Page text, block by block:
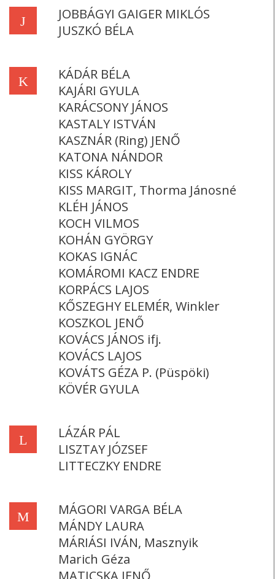
J
JOBBÁGYI GAIGER MIKLÓS
JUSZKÓ BÉLA
K
KÁDÁR BÉLA
KAJÁRI GYULA
KARÁCSONY JÁNOS
KASTALY ISTVÁN
KASZNÁR (Ring) JENŐ
KATONA NÁNDOR
KISS KÁROLY
KISS MARGIT, Thorma Jánosné
KLÉH JÁNOS
KOCH VILMOS
KOHÁN GYÖRGY
KOKAS IGNÁC
KOMÁROMI KACZ ENDRE
KORPÁCS LAJOS
KŐSZEGHY ELEMÉR, Winkler
KOSZKOL JENŐ
KOVÁCS JÁNOS ifj.
KOVÁCS LAJOS
KOVÁTS GÉZA P. (Püspöki)
KÖVÉR GYULA
L
LÁZÁR PÁL
LISZTAY JÓZSEF
LITTECZKY ENDRE
M
MÁGORI VARGA BÉLA
MÁNDY LAURA
MÁRIÁSI IVÁN, Masznyik
Marich Géza
MATICSKA JENŐ